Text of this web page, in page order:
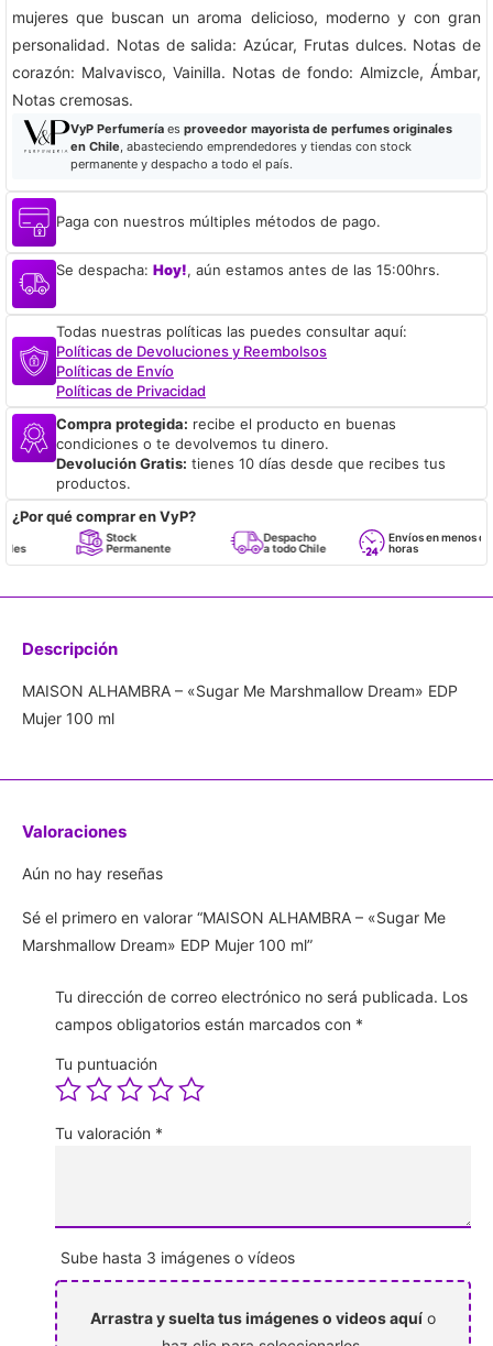
mujeres que buscan un aroma delicioso, moderno y con gran
personalidad. Notas de salida: Azúcar, Frutas dulces. Notas de
corazón: Malvavisco, Vainilla. Notas de fondo: Almizcle, Ámbar,
Notas cremosas.
VyP Perfumeríaes proveedor mayorista de perfumes originales
en Chile, abasteciendo emprendedores y tiendas con stock
permanente y despacho a todo el país.
Paga con nuestros múltiples métodos de pago.
Se despacha: Hoy!, aún estamos antes de las 15:00hrs.
Todas nuestras políticas las puedes consultar aquí:
Políticas de Devoluciones y Reembolsos
Políticas de Envío
Políticas de Privacidad
Compra protegida: recibe el producto en buenas
condiciones o te devolvemos tu dinero.
Devolución Gratis: tienes 10 días desde que recibes tus
productos.
¿Por qué comprar en VyP?
Stock
Permanente
Despacho
a todo Chile
Envíos en menos de 24
horas
Descripción
MAISON ALHAMBRA – «Sugar Me Marshmallow Dream» EDP
Mujer 100 ml
Valoraciones
Aún no hay reseñas
Sé el primero en valorar “MAISON ALHAMBRA – «Sugar Me
Marshmallow Dream» EDP Mujer 100 ml”
Tu dirección de correo electrónico no será publicada. Los
campos obligatorios están marcados con *
Tu puntuación
Tu valoración *
Sube hasta 3 imágenes o vídeos
Arrastra y suelta tus imágenes o videos aquí o